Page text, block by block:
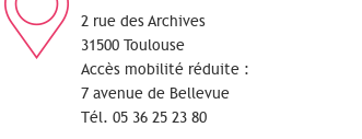
2 rue des Archives
31500 Toulouse
Accès mobilité réduite :
7 avenue de Bellevue
Tél. 05 36 25 23 80